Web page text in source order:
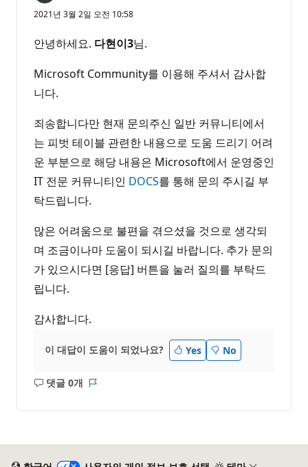
2021년 3월 2일 오전 10:58
안녕하세요. 다현이3님.
Microsoft Community를 이용해 주셔서 감사합
니다.
죄송합니다만 현재 문의주신 일반 커뮤니티에서
는 피벗 테이블 관련한 내용으로 도움 드리기 어려
운 부분으로 해당 내용은 Microsoft에서 운영중인
IT 전문 커뮤니티인 DOCS를 통해 문의 주시길 부
탁드립니다.
많은 어려움으로 불편을 겪으셨을 것으로 생각되
며 조금이나마 도움이 되시길 바랍니다. 추가 문의
가 있으시다면 [응답] 버튼을 눌러 질의를 부탁드
립니다.
감사합니다.
이 대답이 도움이 되었나요? Yes No
댓글 0개
설